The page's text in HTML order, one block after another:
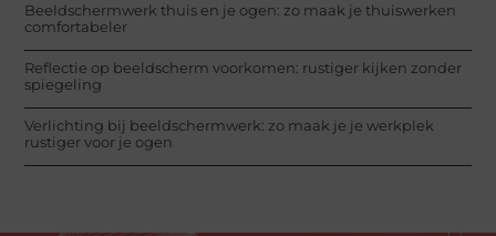
Beeldschermwerk thuis en je ogen: zo maak je thuiswerken
comfortabeler
Reflectie op beeldscherm voorkomen: rustiger kijken zonder
spiegeling
Verlichting bij beeldschermwerk: zo maak je je werkplek
rustiger voor je ogen